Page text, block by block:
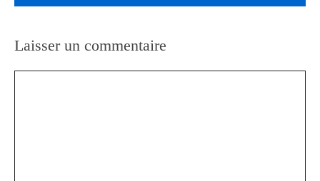
Laisser un commentaire